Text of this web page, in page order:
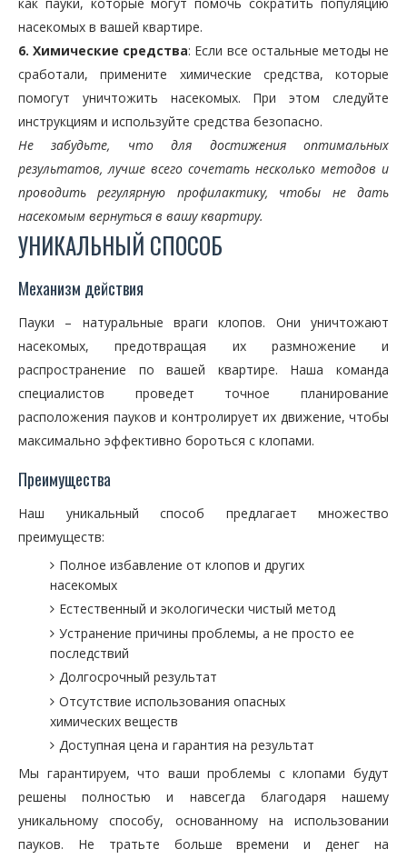
насекомых в вашей квартире.
6. Химические средства: Если все остальные методы не
сработали, примените химические средства, которые
помогут уничтожить насекомых. При этом следуйте
инструкциям и используйте средства безопасно.
Не забудьте, что для достижения оптимальных
результатов, лучше всего сочетать несколько методов и
проводить регулярную профилактику, чтобы не дать
насекомым вернуться в вашу квартиру.
УНИКАЛЬНЫЙ СПОСОБ
Механизм действия
Пауки – натуральные враги клопов. Они уничтожают
насекомых, предотвращая их размножение и
распространение по вашей квартире. Наша команда
специалистов проведет точное планирование
расположения пауков и контролирует их движение, чтобы
максимально эффективно бороться с клопами.
Преимущества
Наш уникальный способ предлагает множество
преимуществ:
Полное избавление от клопов и других
насекомых
Естественный и экологически чистый метод
Устранение причины проблемы, а не просто ее
последствий
Долгосрочный результат
Отсутствие использования опасных
химических веществ
Доступная цена и гарантия на результат
Мы гарантируем, что ваши проблемы с клопами будут
решены полностью и навсегда благодаря нашему
уникальному способу, основанному на использовании
пауков. Не тратьте больше времени и денег на